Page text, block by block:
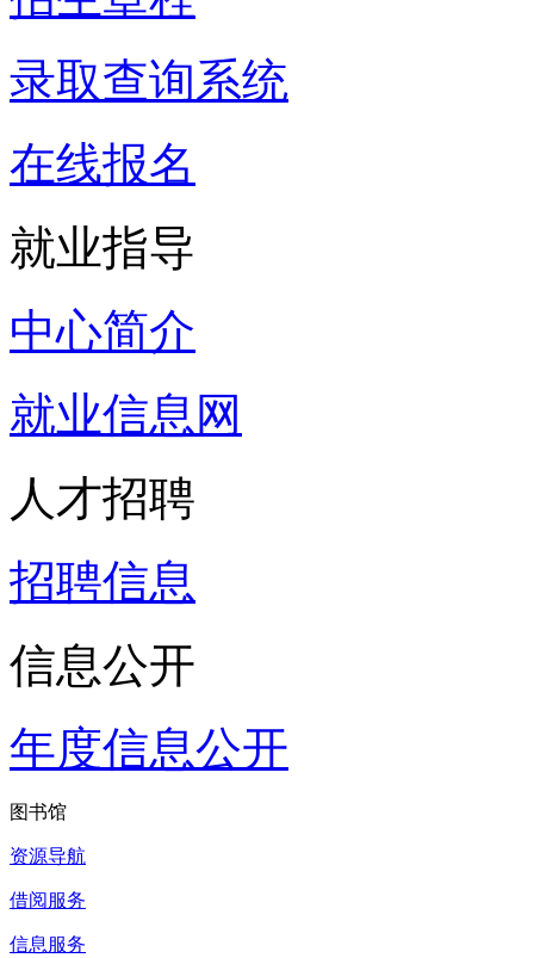
录取查询系统
在线报名
就业指导
中心简介
就业信息网
人才招聘
招聘信息
信息公开
年度信息公开
图书馆
资源导航
借阅服务
信息服务